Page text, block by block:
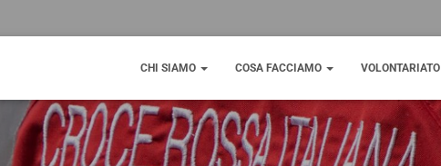
CHI SIAMO
COSA FACCIAMO VOLONTARIATO